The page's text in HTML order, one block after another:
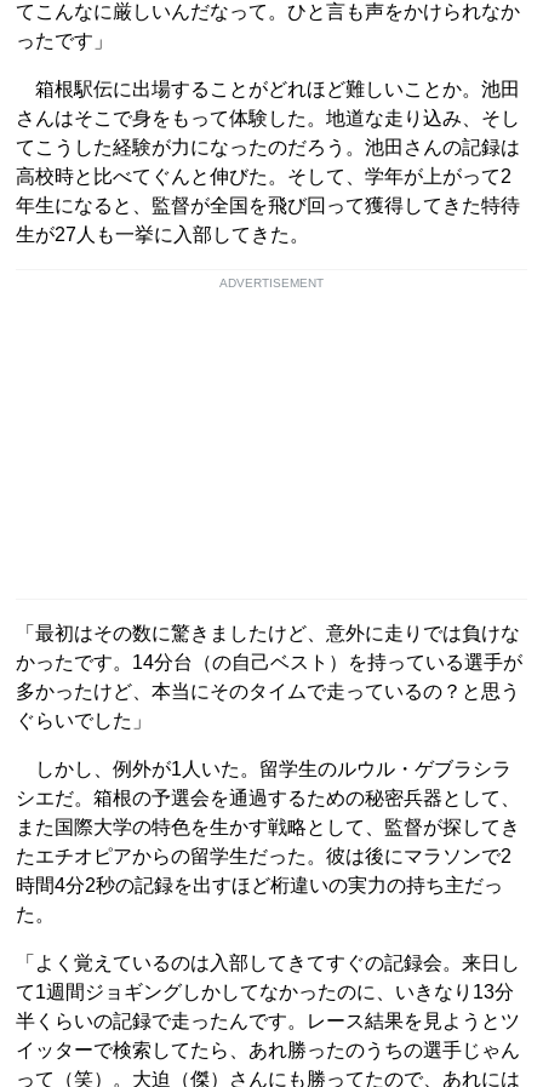
てこんなに厳しいんだなって。ひと言も声をかけられなか
ったです」
箱根駅伝に出場することがどれほど難しいことか。池田
さんはそこで身をもって体験した。地道な走り込み、そし
てこうした経験が力になったのだろう。池田さんの記録は
高校時と比べてぐんと伸びた。そして、学年が上がって2
年生になると、監督が全国を飛び回って獲得してきた特待
生が27人も一挙に入部してきた。
ADVERTISEMENT
「最初はその数に驚きましたけど、意外に走りでは負けな
かったです。14分台（の自己ベスト）を持っている選手が
多かったけど、本当にそのタイムで走っているの？と思う
ぐらいでした」
しかし、例外が1人いた。留学生のルウル・ゲブラシラ
シエだ。箱根の予選会を通過するための秘密兵器として、
また国際大学の特色を生かす戦略として、監督が探してき
たエチオピアからの留学生だった。彼は後にマラソンで2
時間4分2秒の記録を出すほど桁違いの実力の持ち主だっ
た。
「よく覚えているのは入部してきてすぐの記録会。来日し
て1週間ジョギングしかしてなかったのに、いきなり13分
半くらいの記録で走ったんです。レース結果を見ようとツ
イッターで検索してたら、あれ勝ったのうちの選手じゃん
って（笑）。大迫（傑）さんにも勝ってたので、あれには